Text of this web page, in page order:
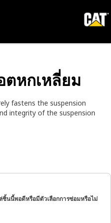
ตหกเหลี่ยม
fastens the suspension
integrity of the suspension
ชิ้นนี้พอดีหรือมีตัวเลือกการซ่อมหรือไม่